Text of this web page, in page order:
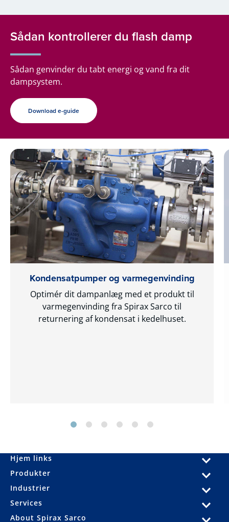
Sådan kontrollerer du flash damp
Sådan genvinder du tabt energi og vand fra dit
dampsystem.
Download e-guide
Kondensatpumper og varmegenvinding
Optimér dit dampanlæg med et produkt til
varmegenvinding fra Spirax Sarco til
returnering af kondensat i kedelhuset.
Hjem links
Produkter
Industrier
Services
About Spirax Sarco